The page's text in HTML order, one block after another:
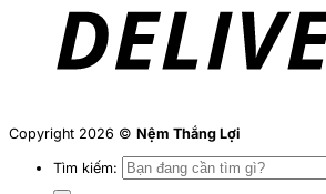
Copyright 2026 © Nệm Thắng Lợi
Tìm kiếm: